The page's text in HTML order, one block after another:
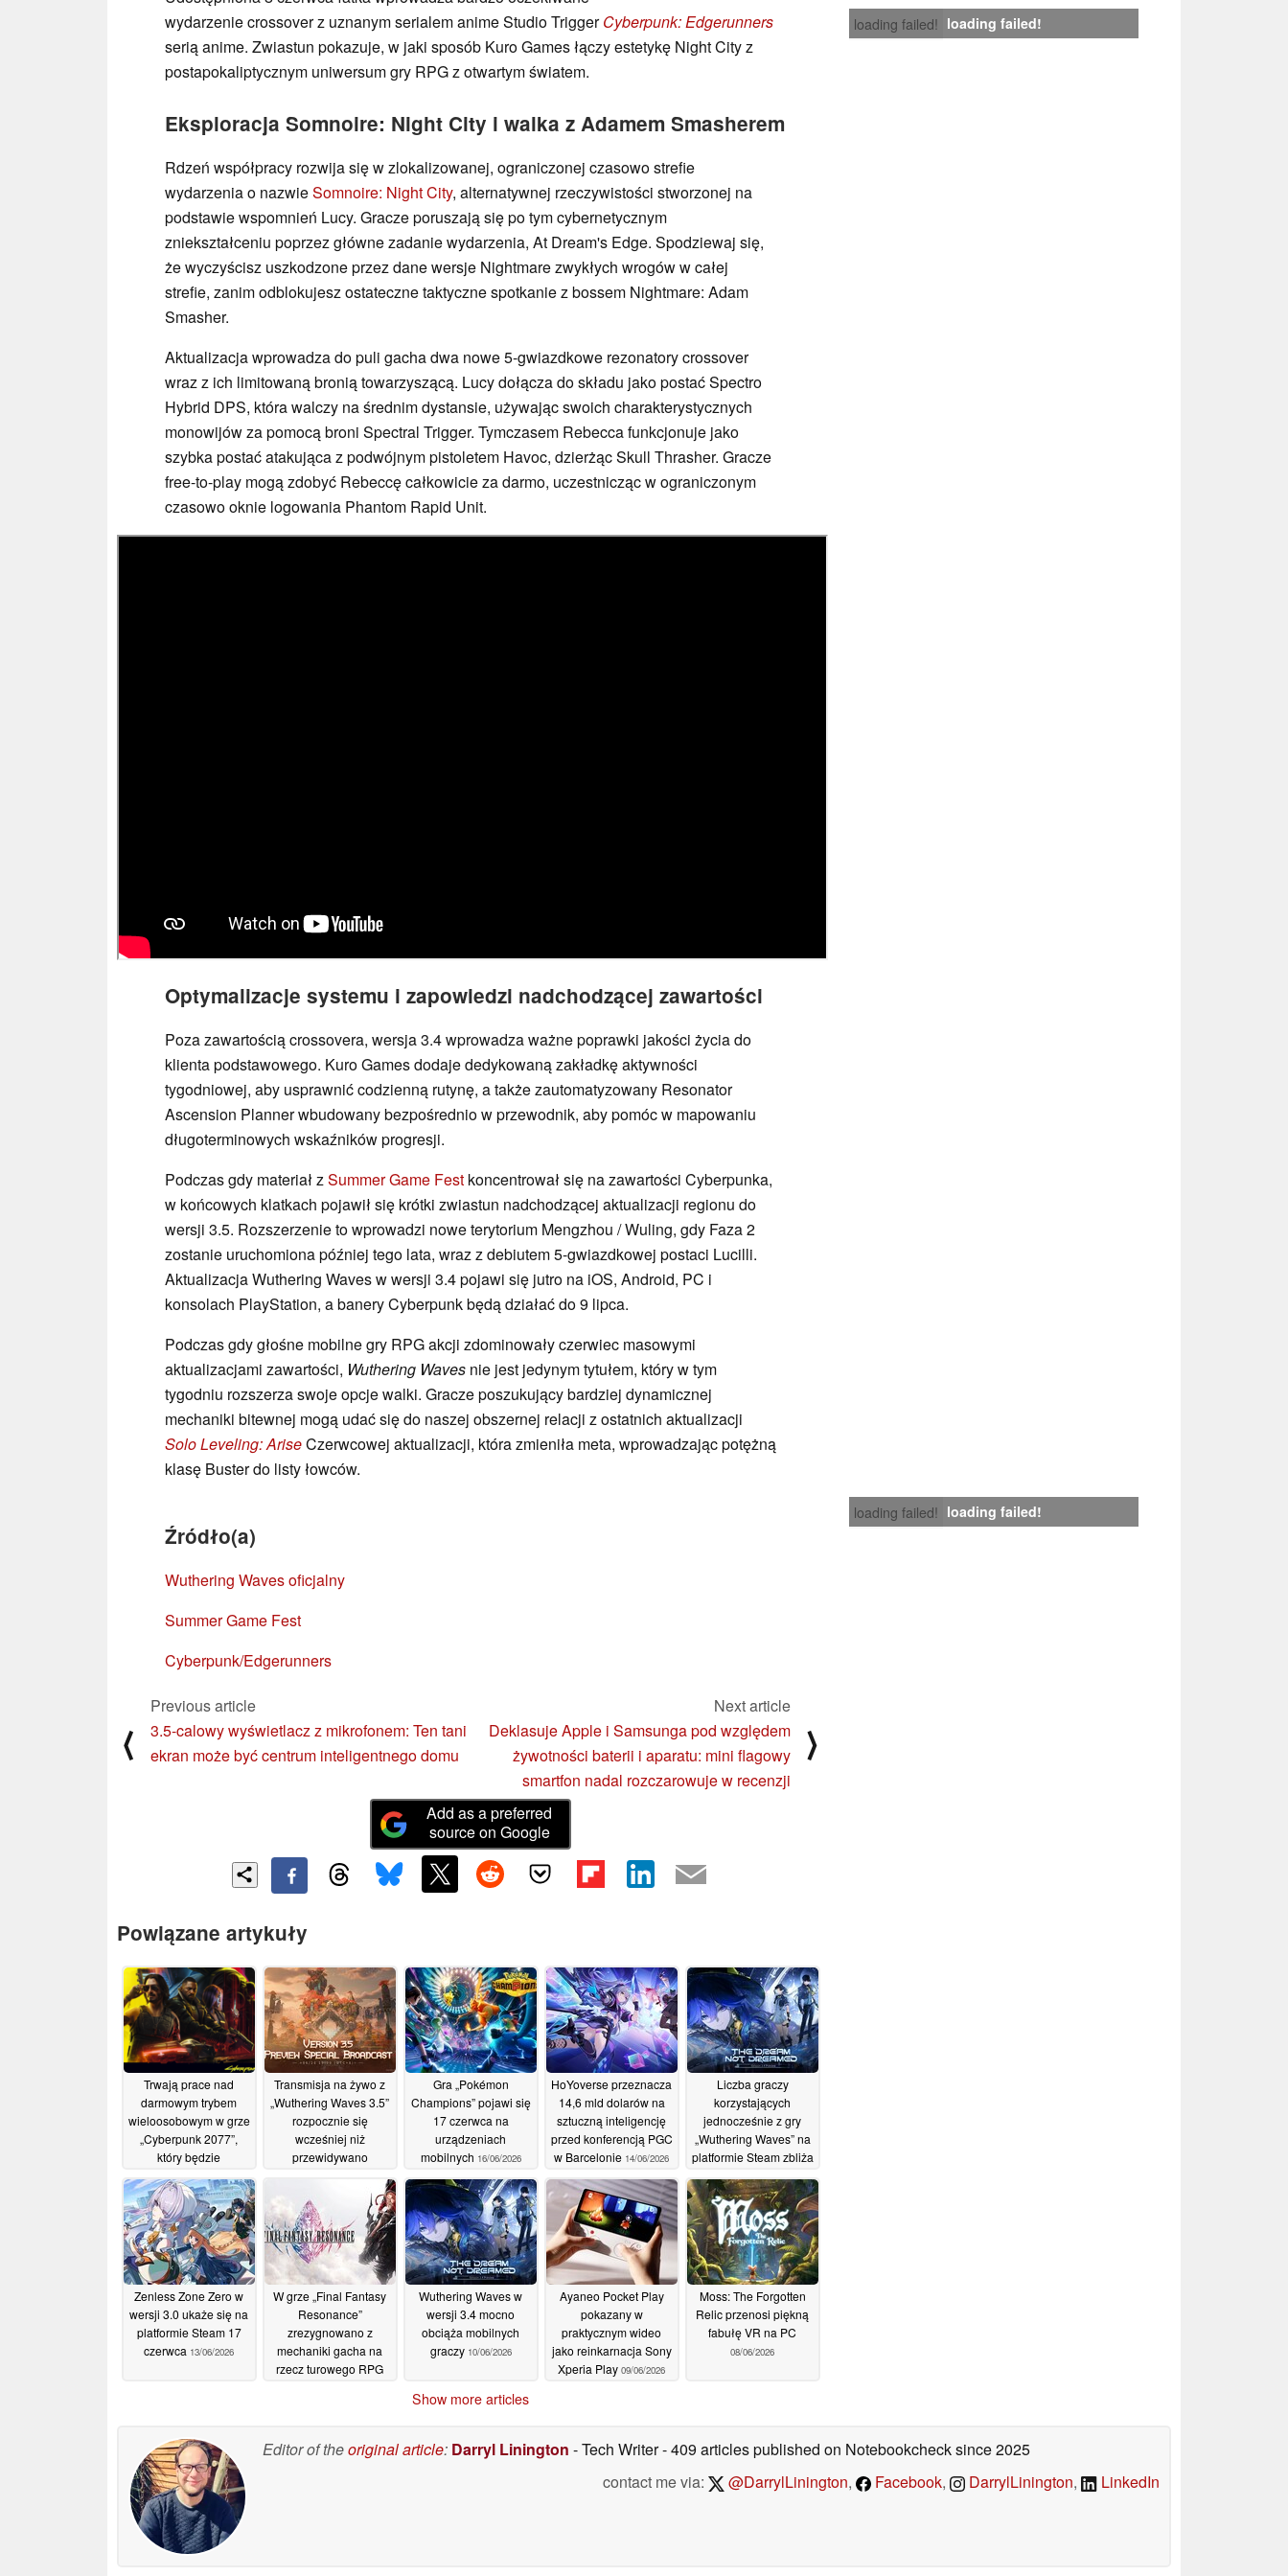
loading failed! loading failed!
wydarzenie crossover z uznanym serialem anime Studio TriggerCyberpunk: Edgerunners
serią anime. Zwiastun pokazuje, w jaki sposób Kuro Games łączy estetykę Night City z
postapokaliptycznym uniwersum gry RPG z otwartym światem.
Eksploracja Somnoire: Night City i walka z Adamem Smasherem
Rdzeń współpracy rozwija się w zlokalizowanej, ograniczonej czasowo strefie
wydarzenia o nazwieSomnoire: Night City, alternatywnej rzeczywistości stworzonej na
podstawie wspomnień Lucy. Gracze poruszają się po tym cybernetycznym
zniekształceniu poprzez główne zadanie wydarzenia, At Dream's Edge. Spodziewaj się,
że wyczyścisz uszkodzone przez dane wersje Nightmare zwykłych wrogów w całej
strefie, zanim odblokujesz ostateczne taktyczne spotkanie z bossem Nightmare: Adam
Smasher.
Aktualizacja wprowadza do puli gacha dwa nowe 5-gwiazdkowe rezonatory crossover
wraz z ich limitowaną bronią towarzyszącą. Lucy dołącza do składu jako postać Spectro
Hybrid DPS, która walczy na średnim dystansie, używając swoich charakterystycznych
monowijów za pomocą broni Spectral Trigger. Tymczasem Rebecca funkcjonuje jako
szybka postać atakująca z podwójnym pistoletem Havoc, dzierżąc Skull Thrasher. Gracze
free-to-play mogą zdobyć Rebeccę całkowicie za darmo, uczestnicząc w ograniczonym
czasowo oknie logowania Phantom Rapid Unit.
Optymalizacje systemu i zapowiedzi nadchodzącej zawartości
Poza zawartością crossovera, wersja 3.4 wprowadza ważne poprawki jakości życia do
klienta podstawowego. Kuro Games dodaje dedykowaną zakładkę aktywności
tygodniowej, aby usprawnić codzienną rutynę, a także zautomatyzowany Resonator
Ascension Planner wbudowany bezpośrednio w przewodnik, aby pomóc w mapowaniu
długoterminowych wskaźników progresji.
Podczas gdy materiał zSummer Game Fest koncentrował się na zawartości Cyberpunka,
w końcowych klatkach pojawił się krótki zwiastun nadchodzącej aktualizacji regionu do
wersji 3.5. Rozszerzenie to wprowadzi nowe terytorium Mengzhou / Wuling, gdy Faza 2
zostanie uruchomiona później tego lata, wraz z debiutem 5-gwiazdkowej postaci Lucilli.
Aktualizacja Wuthering Waves w wersji 3.4 pojawi się jutro na iOS, Android, PC i
konsolach PlayStation, a banery Cyberpunk będą działać do 9 lipca.
Podczas gdy głośne mobilne gry RPG akcji zdominowały czerwiec masowymi
aktualizacjami zawartości, Wuthering Waves nie jest jedynym tytułem, który w tym
tygodniu rozszerza swoje opcje walki. Gracze poszukujący bardziej dynamicznej
mechaniki bitewnej mogą udać się do naszej obszernej relacji z ostatnich aktualizacji
Solo Leveling: AriseCzerwcowej aktualizacji, która zmieniła meta, wprowadzając potężną
klasę Buster do listy łowców.
loading failed! loading failed!
Źródło(a)
Wuthering Waves oficjalny
Summer Game Fest
Cyberpunk/Edgerunners
⟨
Previous article
3.5-calowy wyświetlacz z mikrofonem: Ten tani
ekran może być centrum inteligentnego domu
Next article
Deklasuje Apple i Samsunga pod względem
żywotności baterii i aparatu: mini flagowy
smartfon nadal rozczarowuje w recenzji
⟩
Add as a preferred
source on Google
Powiązane artykuły
Trwają prace nad
darmowym trybem
wieloosobowym w grze
„Cyberpunk 2077”,
który będzie
użytkowników oraz
walkę pojazdami
20/06/2026
Transmisja na żywo z
„Wuthering Waves 3.5”
rozpocznie się
wcześniej niż
przewidywano
Gra „Pokémon
Champions” pojawi się
17 czerwca na
urządzeniach
mobilnych 16/06/2026
HoYoverse przeznacza
14,6 mld dolarów na
sztuczną inteligencję
przed konferencją PGC
w Barcelonie 14/06/2026
Liczba graczy
korzystających
jednocześnie z gry
„Wuthering Waves” na
platformie Steam zbliża
premierze dodatku
„Cyberpunk”13/06/2026
Zenless Zone Zero w
wersji 3.0 ukaże się na
platformie Steam 17
czerwca 13/06/2026
W grze „Final Fantasy
Resonance”
zrezygnowano z
mechaniki gacha na
rzecz turowego RPG
Wuthering Waves w
wersji 3.4 mocno
obciąża mobilnych
graczy 10/06/2026
Ayaneo Pocket Play
pokazany w
praktycznym wideo
jako reinkarnacja Sony
Xperia Play 09/06/2026
Moss: The Forgotten
Relic przenosi piękną
fabułę VR na PC
08/06/2026
Show more articles
Editor of theoriginal article: Darryl Linington - Tech Writer- 409 articles published on Notebookchecksince 2025
contact me via:
@DarrylLinington, Facebook, DarrylLinington, LinkedIn